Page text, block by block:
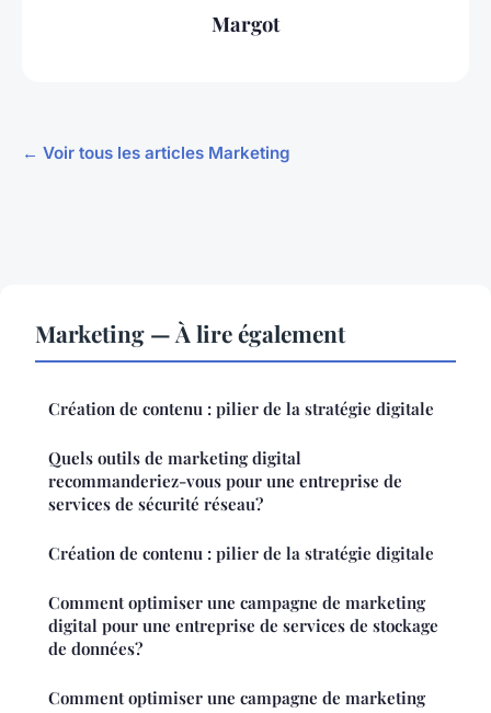
Margot
← Voir tous les articles Marketing
Marketing — À lire également
Création de contenu : pilier de la stratégie digitale
Quels outils de marketing digital
recommanderiez-vous pour une entreprise de
services de sécurité réseau?
Création de contenu : pilier de la stratégie digitale
Comment optimiser une campagne de marketing
digital pour une entreprise de services de stockage
de données?
Comment optimiser une campagne de marketing